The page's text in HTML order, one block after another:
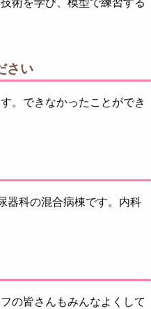
術を学び、模型で練習する
さい
。できなかったことができ
器科の混合病棟です。内科
の皆さんもみんなよくして